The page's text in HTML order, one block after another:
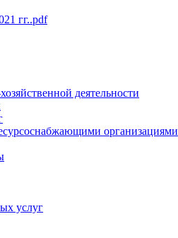
гг..pdf
деятельности
организациями
услуг